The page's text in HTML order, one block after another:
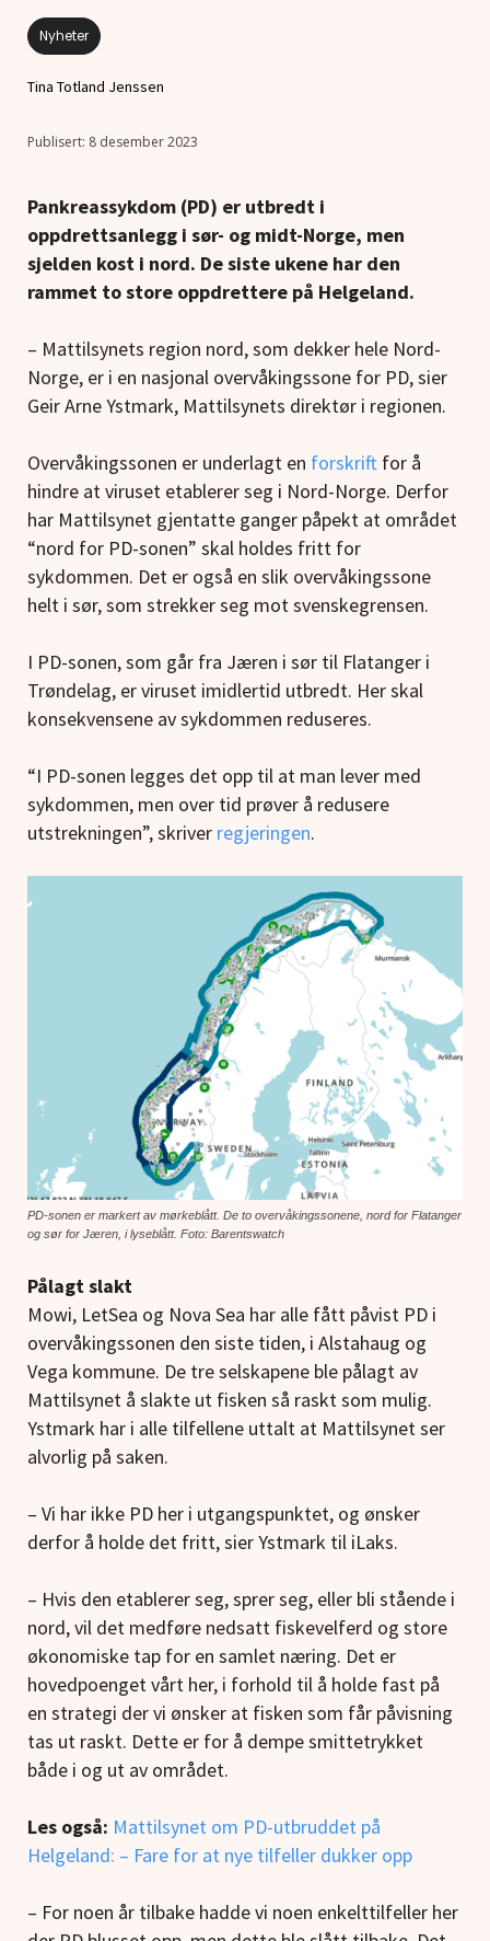
Nyheter
Tina Totland Jenssen
8 desember 2023
Pankreassykdom (PD) er utbredt i
oppdrettsanlegg i sør- og midt-Norge, men
sjelden kost i nord. De siste ukene har den
rammet to store oppdrettere på Helgeland.
– Mattilsynets region nord, som dekker hele Nord-
Norge, er i en nasjonal overvåkingssone for PD, sier
Geir Arne Ystmark, Mattilsynets direktør i regionen.
Overvåkingssonen er underlagt en forskrift for å
hindre at viruset etablerer seg i Nord-Norge. Derfor
har Mattilsynet gjentatte ganger påpekt at området
“nord for PD-sonen” skal holdes fritt for
sykdommen. Det er også en slik overvåkingssone
helt i sør, som strekker seg mot svenskegrensen.
I PD-sonen, som går fra Jæren i sør til Flatanger i
Trøndelag, er viruset imidlertid utbredt. Her skal
konsekvensene av sykdommen reduseres.
“I PD-sonen legges det opp til at man lever med
sykdommen, men over tid prøver å redusere
utstrekningen”, skriver regjeringen.
PD-sonen er markert av mørkeblått. De to overvåkingssonene, nord for Flatanger
og sør for Jæren, i lyseblått. Foto: Barentswatch
Pålagt slakt
Mowi, LetSea og Nova Sea har alle fått påvist PD i
overvåkingssonen den siste tiden, i Alstahaug og
Vega kommune. De tre selskapene ble pålagt av
Mattilsynet å slakte ut fisken så raskt som mulig.
Ystmark har i alle tilfellene uttalt at Mattilsynet ser
alvorlig på saken.
– Vi har ikke PD her i utgangspunktet, og ønsker
derfor å holde det fritt, sier Ystmark til iLaks.
– Hvis den etablerer seg, sprer seg, eller bli stående i
nord, vil det medføre nedsatt fiskevelferd og store
økonomiske tap for en samlet næring. Det er
hovedpoenget vårt her, i forhold til å holde fast på
en strategi der vi ønsker at fisken som får påvisning
tas ut raskt. Dette er for å dempe smittetrykket
både i og ut av området.
Les også: Mattilsynet om PD-utbruddet på
Helgeland: – Fare for at nye tilfeller dukker opp
– For noen år tilbake hadde vi noen enkelttilfeller her